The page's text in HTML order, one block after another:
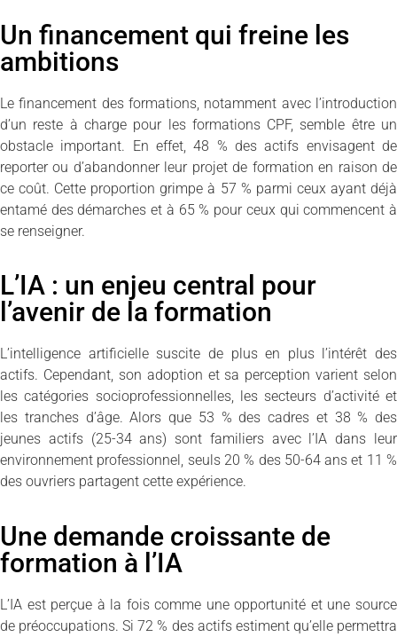
Un financement qui freine les
ambitions
Le financement des formations, notamment avec l’introduction
d’un reste à charge pour les formations CPF, semble être un
obstacle important. En effet, 48 % des actifs envisagent de
reporter ou d’abandonner leur projet de formation en raison de
ce coût. Cette proportion grimpe à 57 % parmi ceux ayant déjà
entamé des démarches et à 65 % pour ceux qui commencent à
se renseigner.
L’IA : un enjeu central pour
l’avenir de la formation
L’intelligence artificielle suscite de plus en plus l’intérêt des
actifs. Cependant, son adoption et sa perception varient selon
les catégories socioprofessionnelles, les secteurs d’activité et
les tranches d’âge. Alors que 53 % des cadres et 38 % des
jeunes actifs (25-34 ans) sont familiers avec l’IA dans leur
environnement professionnel, seuls 20 % des 50-64 ans et 11 %
des ouvriers partagent cette expérience.
Une demande croissante de
formation à l’IA
L’IA est perçue à la fois comme une opportunité et une source
de préoccupations. Si 72 % des actifs estiment qu’elle permettra